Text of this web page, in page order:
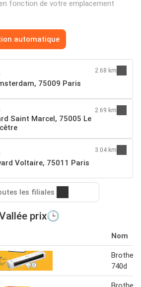
fonction de votre emplacement
automatique
75009 Paris
2.68 km
Saint Marcel, 75005 Le
2.69 km
Voltaire, 75011 Paris
3.04 km
les filiales
prix🕒
Nom
Brother
740d